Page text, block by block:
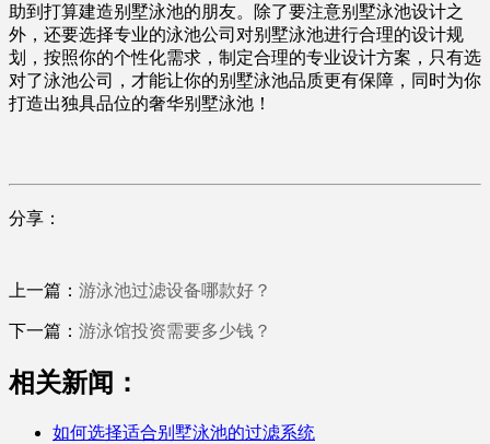
助到打算建造别墅泳池的朋友。除了要注意别墅泳池设计之
外，还要选择专业的泳池公司对别墅泳池进行合理的设计规
划，按照你的个性化需求，制定合理的专业设计方案，只有选
对了泳池公司，才能让你的别墅泳池品质更有保障，同时为你
打造出独具品位的奢华别墅泳池！
分享：
上一篇： 游泳池过滤设备哪款好？
下一篇： 游泳馆投资需要多少钱？
相关新闻：
如何选择适合别墅泳池的过滤系统